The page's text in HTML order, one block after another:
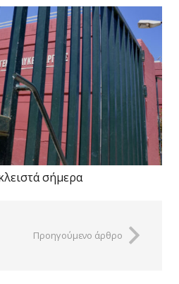
σήμερα
Προηγούμενο άρθρο